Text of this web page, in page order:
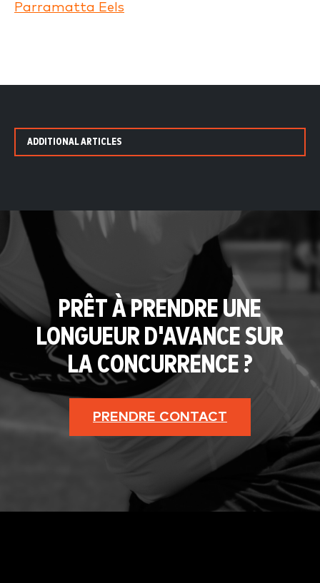
Parramatta Eels
ADDITIONAL ARTICLES
PRÊT À PRENDRE UNE
LONGUEUR D'AVANCE SUR
LA CONCURRENCE ?
PRENDRE CONTACT